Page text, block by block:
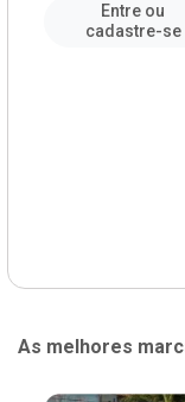
Entre ou
cadastre-se
As melhores